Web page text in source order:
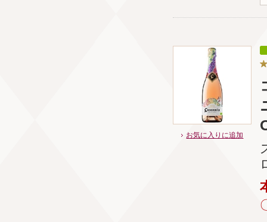
お気に入りに追加